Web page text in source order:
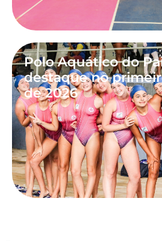
Polo Aquático do
destaque no
de 2026